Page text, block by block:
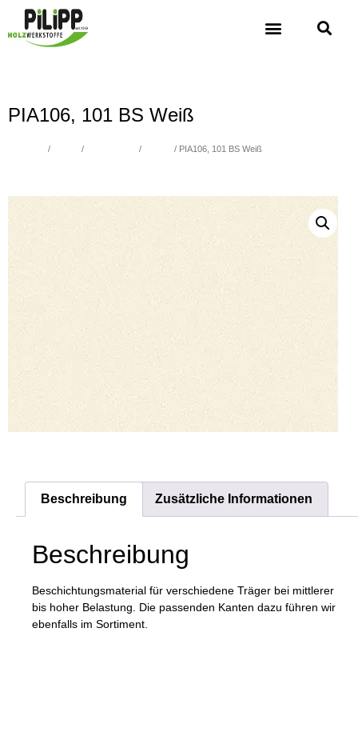
PIA106, 101 BS Weiß
/ / / / PIA106, 101 BS Weiß
Beschreibung Zusätzliche Informationen
Beschreibung
Beschichtungsmaterial für verschiedene Träger bei mittlerer
bis hoher Belastung. Die passenden Kanten dazu führen wir
ebenfalls im Sortiment.